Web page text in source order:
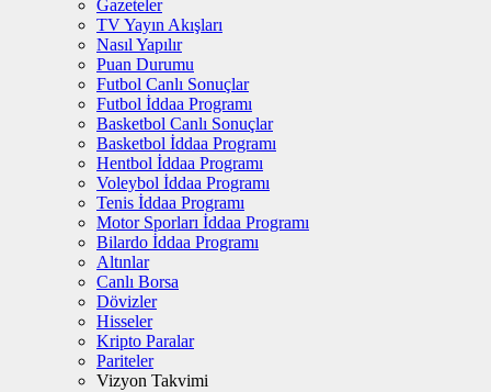
Gazeteler
TV Yayın Akışları
Nasıl Yapılır
Puan Durumu
Futbol Canlı Sonuçlar
Futbol İddaa Programı
Basketbol Canlı Sonuçlar
Basketbol İddaa Programı
Hentbol İddaa Programı
Voleybol İddaa Programı
Tenis İddaa Programı
Motor Sporları İddaa Programı
Bilardo İddaa Programı
Altınlar
Canlı Borsa
Dövizler
Hisseler
Kripto Paralar
Pariteler
Vizyon Takvimi